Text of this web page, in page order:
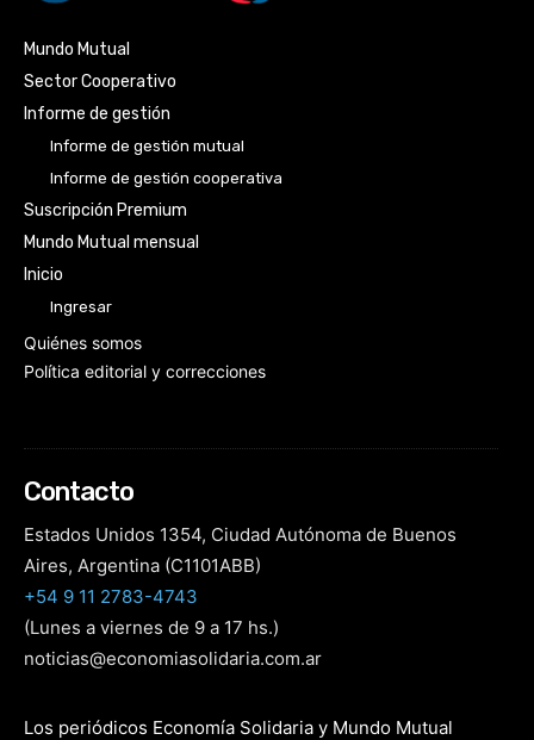
Mundo Mutual
Sector Cooperativo
Informe de gestión
Informe de gestión mutual
Informe de gestión cooperativa
Suscripción Premium
Mundo Mutual mensual
Inicio
Ingresar
Quiénes somos
Política editorial y correcciones
Contacto
Estados Unidos 1354, Ciudad Autónoma de Buenos
Aires, Argentina (C1101ABB)
+54 9 11 2783-4743
(Lunes a viernes de 9 a 17 hs.)
noticias@economiasolidaria.com.ar
Los periódicos Economía Solidaria y Mundo Mutual